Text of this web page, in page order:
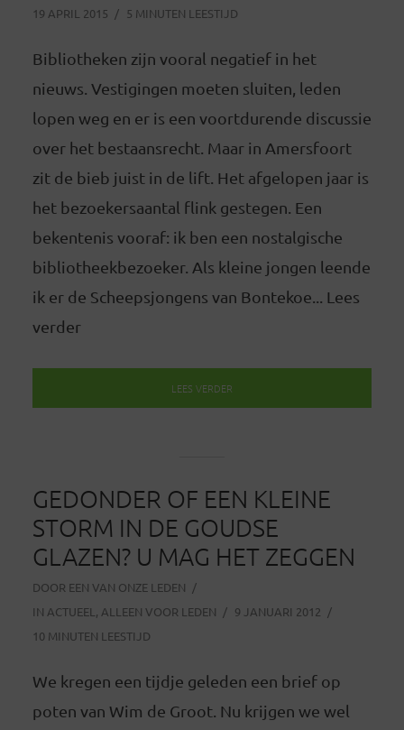
19 APRIL 2015
5 MINUTEN LEESTIJD
Bibliotheken zijn vooral negatief in het
nieuws. Vestigingen moeten sluiten, leden
lopen weg en er is een voortdurende discussie
over het bestaansrecht. Maar in Amersfoort
zit de bieb juist in de lift. Het afgelopen jaar is
het bezoekersaantal flink gestegen. Een
bekentenis vooraf: ik ben een nostalgische
bibliotheekbezoeker. Als kleine jongen leende
ik er de Scheepsjongens van Bontekoe... Lees
verder
LEES VERDER
GEDONDER OF EEN KLEINE
STORM IN DE GOUDSE
GLAZEN? U MAG HET ZEGGEN
DOOR EEN VAN ONZE LEDEN
IN ACTUEEL , ALLEEN VOOR LEDEN
9 JANUARI 2012
10 MINUTEN LEESTIJD
We kregen een tijdje geleden een brief op
poten van Wim de Groot. Nu krijgen we wel